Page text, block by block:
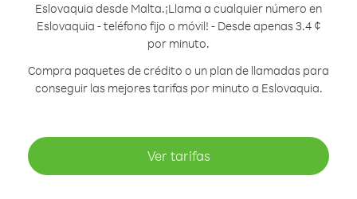
Eslovaquia desde Malta.¡Llama a cualquier número en
Eslovaquia - teléfono fijo o móvil! - Desde apenas 3.4 ¢
por minuto.
Compra paquetes de crédito o un plan de llamadas para
conseguir las mejores tarifas por minuto a Eslovaquia.
Ver tarifas